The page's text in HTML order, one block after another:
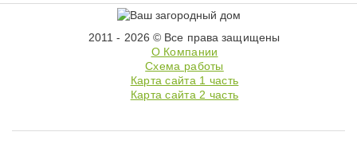
2011 - 2026 © Все права защищены
О Компании
Схема работы
Карта сайта 1 часть
Карта сайта 2 часть